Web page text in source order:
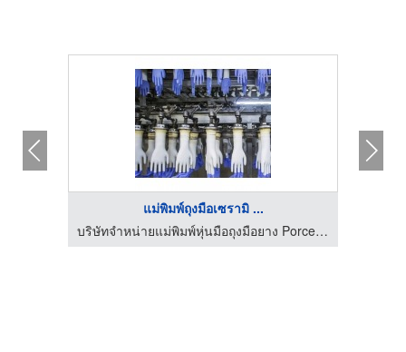
แม่พิมพ์ถุงมือเซรามิ ...
บริษัทจำหน่ายแม่พิมพ์หุ่นมือถุงมือยาง Porcelain Former